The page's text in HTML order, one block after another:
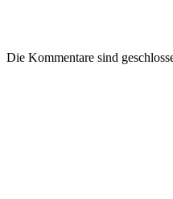
Die Kommentare sind